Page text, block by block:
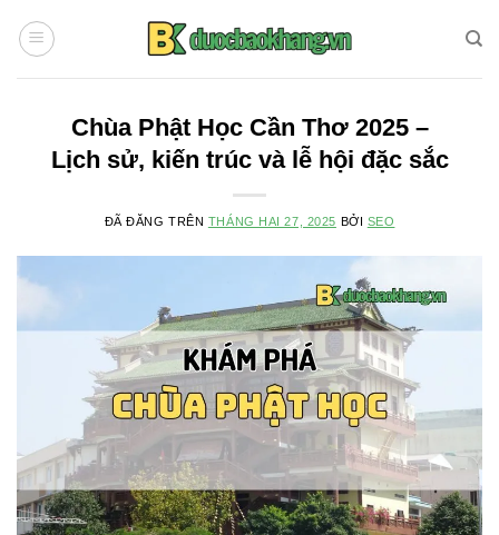
đến
Chùa Phật Học Cần Thơ 2025 –
Lịch sử, kiến trúc và lễ hội đặc sắc
ĐÃ ĐĂNG TRÊN THÁNG HAI 27, 2025 BỞI SEO